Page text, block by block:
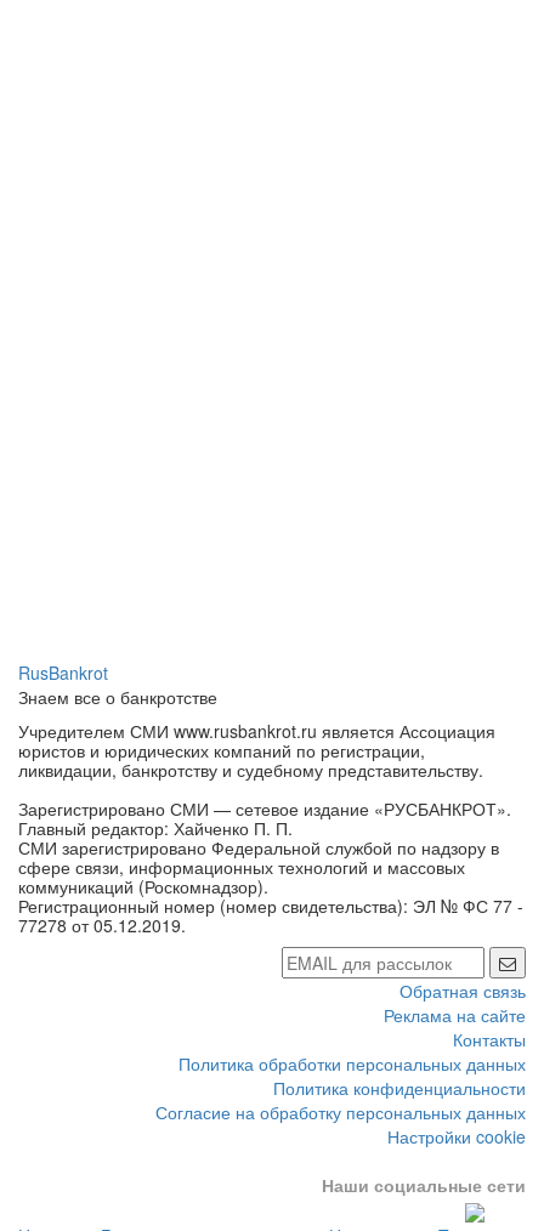
Знаем все о банкротстве
Учредителем СМИ www.rusbankrot.ru является Ассоциация
юристов и юридических компаний по регистрации,
ликвидации, банкротству и судебному представительству.
Зарегистрировано СМИ — сетевое издание «РУСБАНКРОТ».
Главный редактор: Хайченко П. П.
СМИ зарегистрировано Федеральной службой по надзору в
сфере связи, информационных технологий и массовых
коммуникаций (Роскомнадзор).
Регистрационный номер (номер свидетельства): ЭЛ № ФС 77 -
77278 от 05.12.2019.
Обратная связь
Реклама на сайте
Контакты
Политика обработки персональных данных
Политика конфиденциальности
Согласие на обработку персональных данных
Настройки cookie
Торги